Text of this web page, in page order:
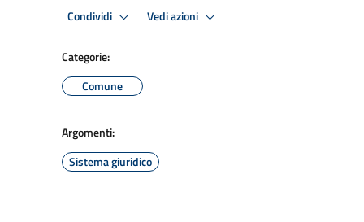
Condividi Vedi azioni
Categorie:
Comune
Argomenti:
Sistema giuridico